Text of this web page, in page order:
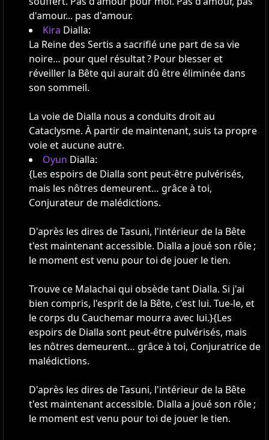
d'amour... pas d'amour.
Kira Dialla:
La Reine des Sertis a sacrifié une part de sa vie
noire… pour quel résultat ? Pour blesser et
réveiller la Bête qui aurait dû être éliminée dans
son sommeil.
La voie de Dialla nous a conduits droit au
Cataclysme. À partir de maintenant, suis ta propre
voie et aucune autre.
Oyun Dialla:
{Les espoirs de Dialla sont peut-être pulvérisés,
mais les nôtres demeurent… grâce à toi,
Conjurateur de malédictions.
D'après les dires de Tasuni, l'intérieur de la Bête
t'est maintenant accessible. Dialla a joué son rôle ;
le moment est venu pour toi de jouer le tien.
Trouve ce Malachai qui obsède tant Dialla. Si j'ai
bien compris, l'esprit de la Bête, c'est lui. Tue-le, et
le corps du Cauchemar mourra avec lui.}{Les
espoirs de Dialla sont peut-être pulvérisés, mais
les nôtres demeurent… grâce à toi, Conjuratrice de
malédictions.
D'après les dires de Tasuni, l'intérieur de la Bête
t'est maintenant accessible. Dialla a joué son rôle ;
le moment est venu pour toi de jouer le tien.